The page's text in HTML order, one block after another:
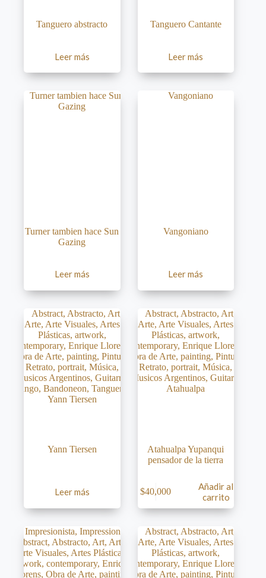
Tanguero abstracto
Leer más
Tanguero Cantante
Leer más
Turner tambien hace Sun
Gazing
Leer más
Vangoniano
Leer más
Yann Tiersen
Leer más
Atahualpa Yupanqui
pensador de la tierra
$40,000
Añadir al
carrito